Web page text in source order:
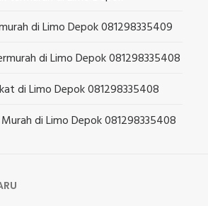
di Limo Depok 081298335409
di Limo Depok 081298335408
di Limo Depok 081298335408
di Limo Depok 081298335408